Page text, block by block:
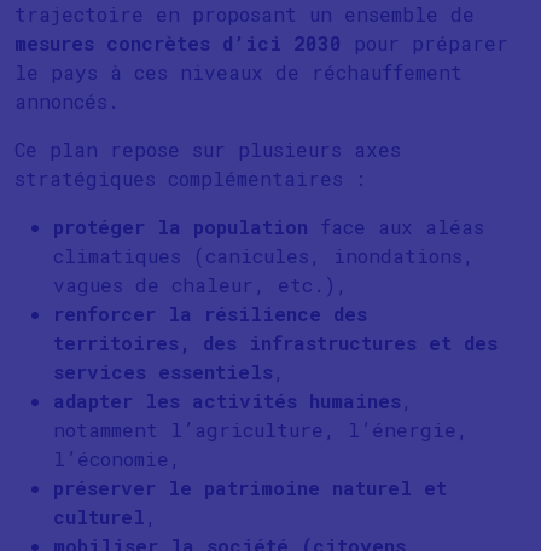
trajectoire en proposant un ensemble de
mesures concrètes d’ici 2030 pour préparer
le pays à ces niveaux de réchauffement
annoncés.
Ce plan repose sur plusieurs axes
stratégiques complémentaires :
protéger la population face aux aléas
climatiques (canicules, inondations,
vagues de chaleur, etc.),
renforcer la résilience des
territoires, des infrastructures et des
services essentiels ,
adapter les activités humaines ,
notamment l’agriculture, l’énergie,
l’économie,
préserver le patrimoine naturel et
culturel ,
mobiliser la société (citoyens,